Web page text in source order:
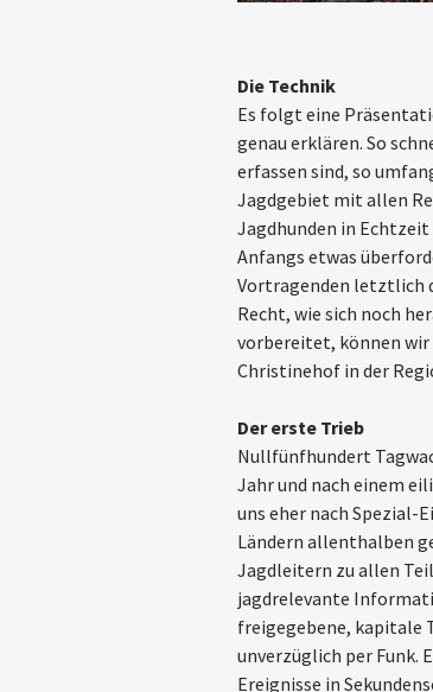
Die Technik
Es folgt eine
genau erklären. So
erfassen sind, so
Jagdgebiet mit allen
Jagdhunden in
Anfangs etwas
Vortragenden letztlich
Recht, wie sich noch
vorbereitet, können wir
Christinehof in der
Der erste Trieb
Nullfünfhundert
Jahr und nach einem
uns eher nach Spezial-
Ländern allenthalben
Jagdleitern zu allen
jagdrelevante
freigegebene, kapitale
unverzüglich per Funk.
Ereignisse in